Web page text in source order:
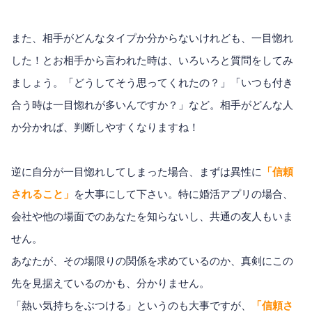
また、相手がどんなタイプか分からないけれども、一目惚れ
した！とお相手から言われた時は、いろいろと質問をしてみ
ましょう。「どうしてそう思ってくれたの？」「いつも付き
合う時は一目惚れが多いんですか？」など。相手がどんな人
か分かれば、判断しやすくなりますね！
逆に自分が一目惚れしてしまった場合、まずは異性に
「信頼
されること」 を大事にして下さい。特に婚活アプリの場合、
会社や他の場面でのあなたを知らないし、共通の友人もいま
せん。
あなたが、その場限りの関係を求めているのか、真剣にこの
先を見据えているのかも、分かりません。
「熱い気持ちをぶつける」というのも大事ですが、
「信頼さ